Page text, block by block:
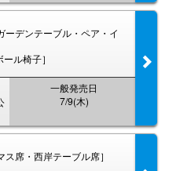
デンテーブル・ペア・イ
ル椅子］
一般発売日
7/9(木)
席・西岸テーブル席］